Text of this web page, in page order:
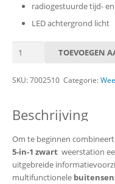
radiogestuurde tijd-
LED achtergrond licht
5-
1
zwart
aantal
TOEVOEGEN
SKU:7002510 Categorie:
Beschrijving
Om te beginnen
5-in-1 zwartweerstation
uitgebreide
multifunctionele